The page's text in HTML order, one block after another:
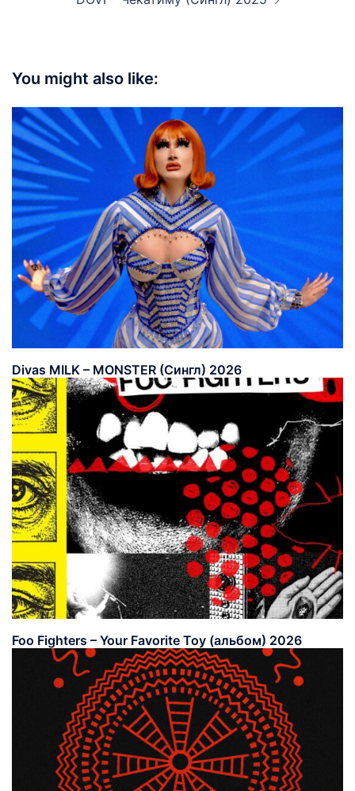
You might also like:
Divas MILK – MONSTER (Сингл) 2026
Foo Fighters – Your Favorite Toy (альбом) 2026